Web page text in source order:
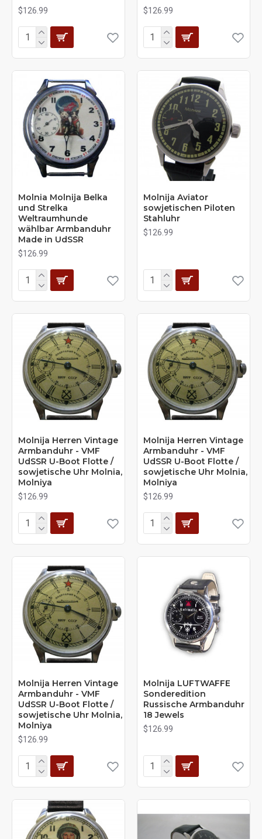
$126.99 $126.99
Molnia Molnija Belka
und Strelka
Weltraumhunde
wählbar Armbanduhr
Made in UdSSR
$126.99
Molnija Aviator
sowjetischen Piloten
Stahluhr
$126.99
Molnija Herren Vintage
Armbanduhr - VMF
UdSSR U-Boot Flotte /
sowjetische Uhr Molnia,
Molniya
$126.99
Molnija Herren Vintage
Armbanduhr - VMF
UdSSR U-Boot Flotte /
sowjetische Uhr Molnia,
Molniya
$126.99
Molnija Herren Vintage
Armbanduhr - VMF
UdSSR U-Boot Flotte /
sowjetische Uhr Molnia,
Molniya
$126.99
Molnija LUFTWAFFE
Sonderedition
Russische Armbanduhr
18 Jewels
$126.99